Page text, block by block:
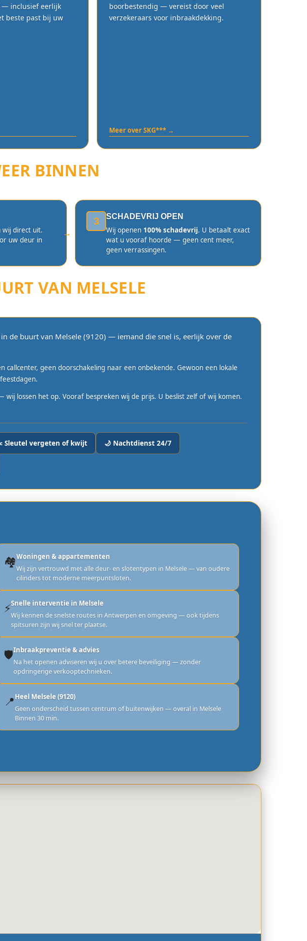
— inclusief eerlijk
beste past bij uw
boorbestendig — vereist door veel
verzekeraars voor inbraakdekking.
Meer over SKG*** →
BINNEN
wij direct uit.
uw deur in
3 SCHADEVRIJ OPEN
Wij openen 100% schadevrij. U betaalt exact
wat u vooraf hoorde — geen cent meer,
geen verrassingen.
VAN MELSELE
de buurt van Melsele (9120) — iemand die snel is, eerlijk over de
geen doorschakeling naar een onbekende. Gewoon een lokale
lossen het op. Vooraf bespreken wij de prijs. U beslist zelf of wij komen.
Sleutel vergeten of kwijt 🌙 Nachtdienst 24/7
🏘️Woningen & appartementen
Wij zijn vertrouwd met alle deur- en slotentypen in Melsele — van oudere
cilinders tot moderne meerpuntsloten.
⚡Snelle interventie in Melsele
Wij kennen de snelste routes in Antwerpen en omgeving — ook tijdens
spitsuren zijn wij snel ter plaatse.
🛡️Inbraakpreventie & advies
Na het openen adviseren wij u over betere beveiliging — zonder
opdringerige verkooptechnieken.
📍Heel Melsele (9120)
Geen onderscheid tussen centrum of buitenwijken — overal in Melsele
Binnen 30 min.